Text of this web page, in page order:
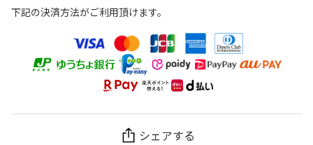
下記の決済方法がご利用頂けます。
シェアする